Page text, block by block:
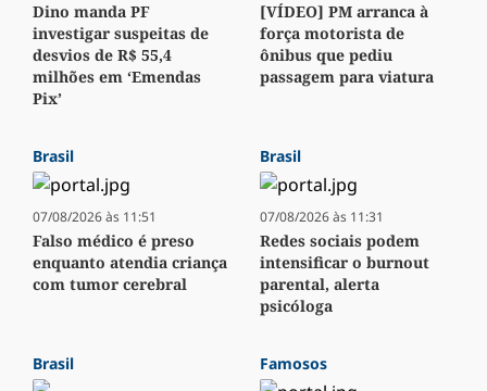
Dino manda PF
investigar suspeitas de
desvios de R$ 55,4
milhões em ‘Emendas
Pix’
[VÍDEO] PM arranca à
força motorista de
ônibus que pediu
passagem para viatura
Brasil
07/08/2026 às 11:51
Falso médico é preso
enquanto atendia criança
com tumor cerebral
Brasil
07/08/2026 às 11:31
Redes sociais podem
intensificar o burnout
parental, alerta
psicóloga
Brasil Famosos